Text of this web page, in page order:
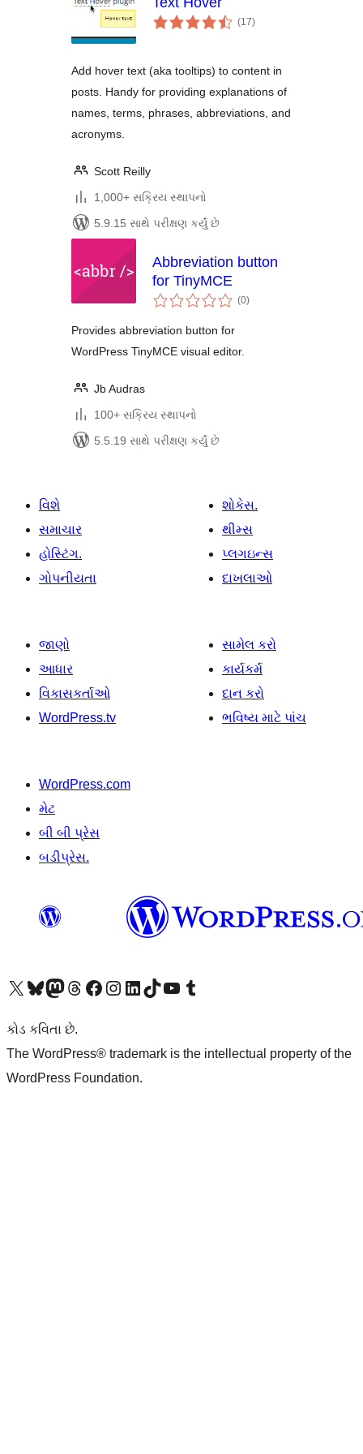
(17કુલ
રેટિંગ્સ
)
Add hover text (aka tooltips) to content in
posts. Handy for providing explanations of
names, terms, phrases, abbreviations, and
acronyms.
Scott Reilly
1,000+ સક્રિય સ્થાપનો
5.9.15 સાથે પરીક્ષણ કર્યું છે
Abbreviation button
for TinyMCE
(0કુલ
રેટિંગ્સ
)
Provides abbreviation button for
WordPress TinyMCE visual editor.
Jb Audras
100+ સક્રિય સ્થાપનો
5.5.19 સાથે પરીક્ષણ કર્યું છે
વિશે
સમાચાર
હોસ્ટિંગ.
ગોપનીયતા
શોકેસ.
થીમ્સ
પ્લગઇન્સ
દાખલાઓ
જાણો
આધાર
વિકાસકર્તાઓ
WordPress.tv
સામેલ કરો
કાર્યકર્મ
દાન કરો
ભવિષ્ય માટે પાંચ
WordPress.com
મેટ
બી બી પ્રેસ
બડીપ્રેસ.
અમારા X (અગાઉ ટ્વિટર) એકાઉન્ટની મુલાકાત લોઅમારા Bluesky એકાઉન્ટની મુલાકાત લોઅમારા માસ્ટોડોન એકાઉન્ટની મુલાકાત લોઅમારા Threads એકાઉન્ટની મુલાકાત લો અમારા ફેસબુક પેજની મુલાકાત લોઅમારા ઇન્સ્ટાગ્રામ એકાઉન્ટની મુલાકાત લો અમારા LinkedIn એકાઉન્ટની મુલાકાત લોઅમારા TikTok એકાઉન્ટની મુલાકાત લોઅમારી YouTube ચેનલની મુલાકાત લો અમારા Tumblr એકાઉન્ટની મુલાકાત લો
કોડ કવિતા છે.
The WordPress® trademark is the intellectual property of the
WordPress Foundation.